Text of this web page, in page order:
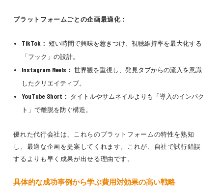
プラットフォームごとの企画最適化：
TikTok： 短い時間で興味を惹きつけ、視聴維持率を最大化する
「フック」の設計。
Instagram Reels： 世界観を重視し、発見タブからの流入を意識
したクリエイティブ。
YouTube Short： タイトルやサムネイルよりも「導入のインパク
ト」で離脱を防ぐ構造。
優れた代行会社は、これらのプラットフォームの特性を熟知
し、最適な企画を提案してくれます。これが、自社で試行錯誤
するよりも早く成果が出せる理由です。
具体的な成功事例から学ぶ費用対効果の高い戦略